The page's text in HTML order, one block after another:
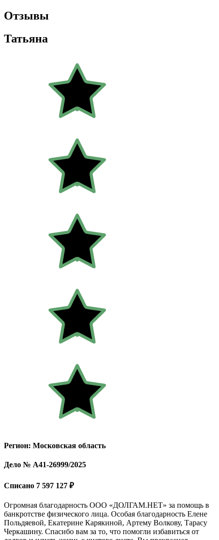
Отзывы
Татьяна
Регион: Московская область
Дело № А41-26999/2025
Списано 7 597 127 ₽
Огромная благодарность ООО «ДОЛГАМ.НЕТ» за помощь в
банкротстве физического лица. Особая благодарность Елене
Польдяевой, Екатерине Карякиной, Артему Волкову, Тарасу
Черкашину. Спасибо вам за то, что помогли избавиться от